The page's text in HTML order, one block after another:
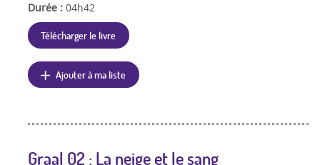
Durée : 04h42
Télécharger le livre
Ajouter à ma liste
Graal 02 : La neige et le sang